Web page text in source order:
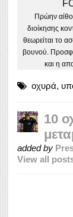
Πρώην
διοίκησης
θεωρείται το
βουνού.
και η
οχυρά,
10
added by
View all